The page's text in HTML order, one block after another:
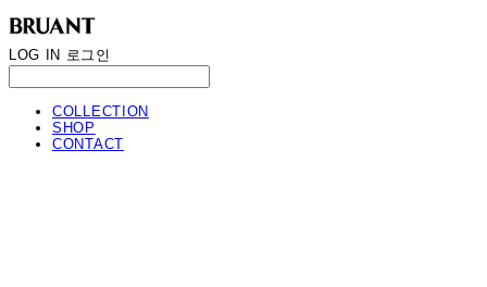
LOG IN 로그인
COLLECTION
SHOP
CONTACT